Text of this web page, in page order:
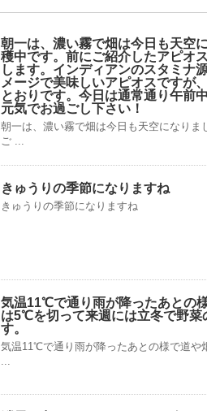
朝一は、濃い霧で畑は今日も天空
穫中です。前にご紹介したアピオ
します。インディアンのスタミナ
メージで美味しいアピオスですが
とおりです。今日は通常通り午前
元気でお過ごし下さい！
朝一は、濃い霧で畑は今日も天空になり
ご ...
きゅうりの季節になりますね
きゅうりの季節になりますね
気温11℃で通り雨が降ったあとの
は5℃を切って来週には立冬で野菜
す。
気温11℃で通り雨が降ったあとの様で道